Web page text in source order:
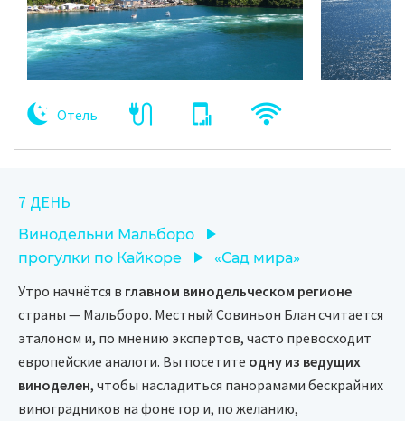
Отель
7 ДЕНЬ
Винодельни Мальборо
прогулки по Кайкоре
«Сад мира»
Утро начнётся в главном винодельческом регионе
страны — Мальборо. Местный Совиньон Блан считается
эталоном и, по мнению экспертов, часто превосходит
европейские аналоги. Вы посетите одну из ведущих
виноделен, чтобы насладиться панорамами бескрайних
виноградников на фоне гор и, по желанию,